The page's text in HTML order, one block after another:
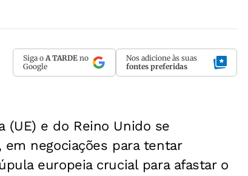
Siga o A TARDE no
Google
Nos adicione às suas
fontes preferidas
(UE) e do Reino Unido se
negociações para tentar
europeia crucial para afastar o